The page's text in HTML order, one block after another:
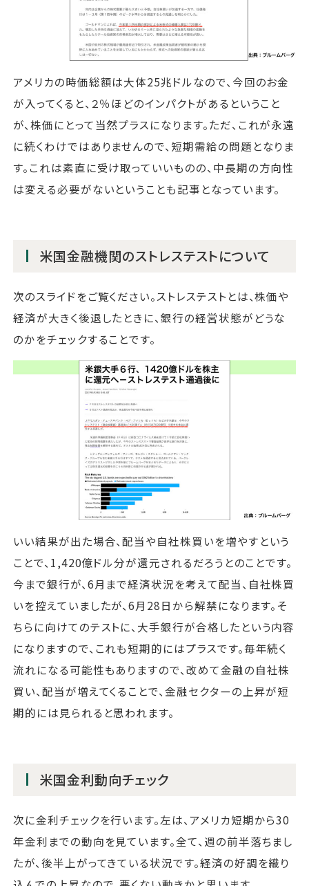
アメリカの時価総額は大体25兆ドルなので、今回のお金
が入ってくると、２％ほどのインパクトがあるということ
が、株価にとって当然プラスになります。ただ、これが永遠
に続くわけではありませんので、短期需給の問題となりま
す。これは素直に受け取っていいものの、中長期の方向性
は変える必要がないということも記事となっています。
米国金融機関のストレステストについて
次のスライドをご覧ください。ストレステストとは、株価や
経済が大きく後退したときに、銀行の経営状態がどうな
のかをチェックすることです。
いい結果が出た場合、配当や自社株買いを増やすという
ことで、1,420億ドル分が還元されるだろうとのことです。
今まで銀行が、6月まで経済状況を考えて配当、自社株買
いを控えていましたが、6月28日から解禁になります。そ
ちらに向けてのテストに、大手銀行が合格したという内容
になりますので、これも短期的にはプラスです。毎年続く
流れになる可能性もありますので、改めて金融の自社株
買い、配当が増えてくることで、金融セクターの上昇が短
期的には見られると思われます。
米国金利動向チェック
次に金利チェックを行います。左は、アメリカ短期から30
年金利までの動向を見ています。全て、週の前半落ちまし
たが、後半上がってきている状況です。経済の好調を織り